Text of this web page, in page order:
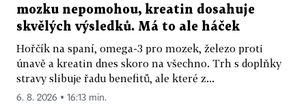
mozku nepomohou, kreatin dosahuje
skvělých výsledků. Má to ale háček
Hořčík na spaní, omega-3 pro mozek, železo proti
únavě a kreatin dnes skoro na všechno. Trh s doplňky
stravy slibuje řadu benefitů, ale které z...
6. 8. 2026 ▪ 16:13 min.